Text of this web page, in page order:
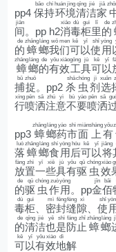
pp4保
bǎo
持
chí
环
huán
境
jìng
清
qīng
洁
jié
家
jiā
间
jiān
。pp h2消
xiāo
毒
dú
柜
guì
里
lǐ
的
de
的
de
蟑
zhāng
螂
láng
我
wǒ
们
men
可
kě
以
yǐ
使
shǐ
用
yòng
蟑
zhāng
螂
láng
的
de
有
yǒu
效
xiào
工
gōng
具
jù
可
kě
以
yǐ
捕
bǔ
捉
zhuō
。pp2 杀
shā
虫
chóng
剂
jì
选
xuǎn
行
xíng
喷
pēn
洒
sǎ
注
zhù
意
yì
不
bù
要
yào
喷
pēn
洒
sǎ
pp3 蟑
zhāng
螂
láng
药
yào
市
shì
面
miàn
上
shàng
有
yǒu
落
luò
蟑
zhāng
螂
láng
食
shí
用
yòng
后
hòu
可
kě
以
yǐ
将
jiāng
放
fàng
置
zhì
一
yī
些
xiē
具
jù
有
yǒu
驱
qū
虫
chóng
效
xiào
的
de
驱
qū
虫
chóng
作
zuò
用
yòng
。pp金
jīn
佰
bǎi
毒
dú
柜
guì
密
mì
封
fēng
缝
fèng
隙
xì
、使
shǐ
的
de
清
qīng
洁
jié
也
yě
是
shì
防
fáng
止
zhǐ
蟑
zhāng
螂
láng
可
kě
以
yǐ
有
yǒu
效
xiào
地
dì
解